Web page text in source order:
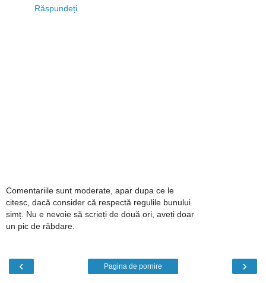
Răspundeți
Comentariile sunt moderate, apar dupa ce le
citesc, dacă consider că respectă regulile bunului
simț. Nu e nevoie să scrieți de două ori, aveți doar
un pic de răbdare.
‹ ›
Pagina de pornire